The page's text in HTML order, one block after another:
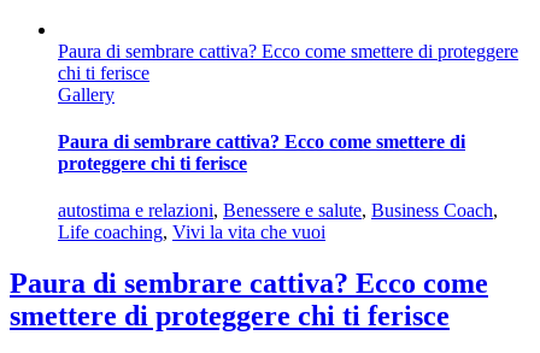
Paura di sembrare cattiva? Ecco come smettere di proteggere
chi ti ferisce
Gallery
Paura di sembrare cattiva? Ecco come smettere di
proteggere chi ti ferisce
autostima e relazioni, Benessere e salute, Business Coach,
Life coaching, Vivi la vita che vuoi
Paura di sembrare cattiva? Ecco come
smettere di proteggere chi ti ferisce